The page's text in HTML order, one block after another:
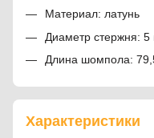
Материал: латунь
Диаметр стержня:
Длина шомпола:
Характеристики